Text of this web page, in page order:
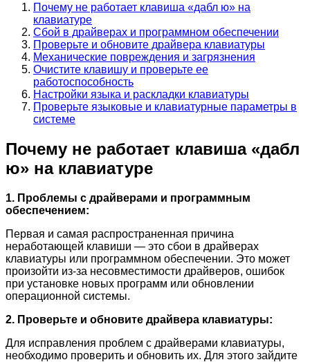
Почему не работает клавиша «дабл ю» на
клавиатуре
Сбой в драйверах и программном обеспечении
Проверьте и обновите драйвера клавиатуры
Механические повреждения и загрязнения
Очистите клавишу и проверьте ее
работоспособность
Настройки языка и раскладки клавиатуры
Проверьте языковые и клавиатурные параметры в
системе
Почему не работает клавиша «дабл
ю» на клавиатуре
1. Проблемы с драйверами и программным
обеспечением:
Первая и самая распространенная причина
неработающей клавиши — это сбои в драйверах
клавиатуры или программном обеспечении. Это может
произойти из-за несовместимости драйверов, ошибок
при установке новых программ или обновлении
операционной системы.
2. Проверьте и обновите драйвера клавиатуры:
Для исправления проблем с драйверами клавиатуры,
необходимо проверить и обновить их. Для этого зайдите